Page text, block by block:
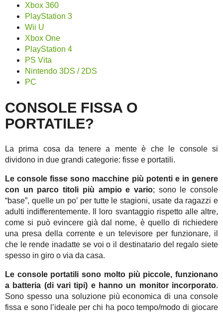
Xbox 360
PlayStation 3
Wii U
Xbox One
PlayStation 4
PS Vita
Nintendo 3DS / 2DS
PC
CONSOLE FISSA O
PORTATILE?
La prima cosa da tenere a mente è che le console si
dividono in due grandi categorie: fisse e portatili.
Le console fisse sono macchine più potenti e in genere
con un parco titoli più ampio e vario; sono le console
“base”, quelle un po’ per tutte le stagioni, usate da ragazzi e
adulti indifferentemente. Il loro svantaggio rispetto alle altre,
come si può evincere già dal nome, è quello di richiedere
una presa della corrente e un televisore per funzionare, il
che le rende inadatte se voi o il destinatario del regalo siete
spesso in giro o via da casa.
Le console portatili sono molto più piccole, funzionano
a batteria (di vari tipi) e hanno un monitor incorporato.
Sono spesso una soluzione più economica di una console
fissa e sono l’ideale per chi ha poco tempo/modo di giocare